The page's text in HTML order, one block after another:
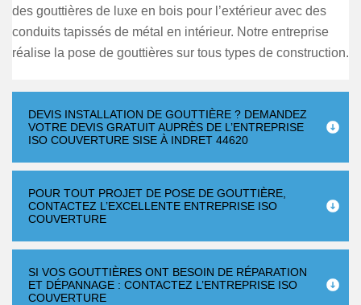
des gouttières de luxe en bois pour l’extérieur avec des
conduits tapissés de métal en intérieur. Notre entreprise
réalise la pose de gouttières sur tous types de construction.
DEVIS INSTALLATION DE GOUTTIÈRE ? DEMANDEZ
VOTRE DEVIS GRATUIT AUPRÈS DE L’ENTREPRISE
ISO COUVERTURE SISE À INDRET 44620
POUR TOUT PROJET DE POSE DE GOUTTIÈRE,
CONTACTEZ L’EXCELLENTE ENTREPRISE ISO
COUVERTURE
SI VOS GOUTTIÈRES ONT BESOIN DE RÉPARATION
ET DÉPANNAGE : CONTACTEZ L’ENTREPRISE ISO
COUVERTURE